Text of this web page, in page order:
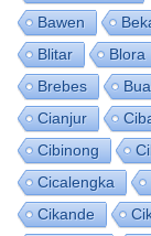
Bawen
Blitar
Blora
Brebes
Cianjur
Cibinong
Cicalengka
Cikande